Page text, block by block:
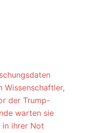
Wissenschaftler,
der Trump-
warten sie
in ihrer Not